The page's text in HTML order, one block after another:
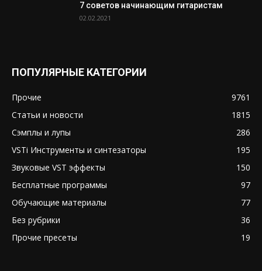
7 советов начинающим гитаристам
02.02.2021
ПОПУЛЯРНЫЕ КАТЕГОРИИ
Прочие
9761
Статьи и новости
1815
Сэмплы и лупы
286
VSTi Инструменты и синтезаторы
195
Звуковые VST эффекты
150
Бесплатные программы
97
Обучающие материалы
77
Без рубрики
36
Прочие пресеты
19